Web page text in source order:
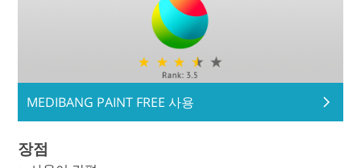
MEDIBANG PAINT FREE 사용
장점